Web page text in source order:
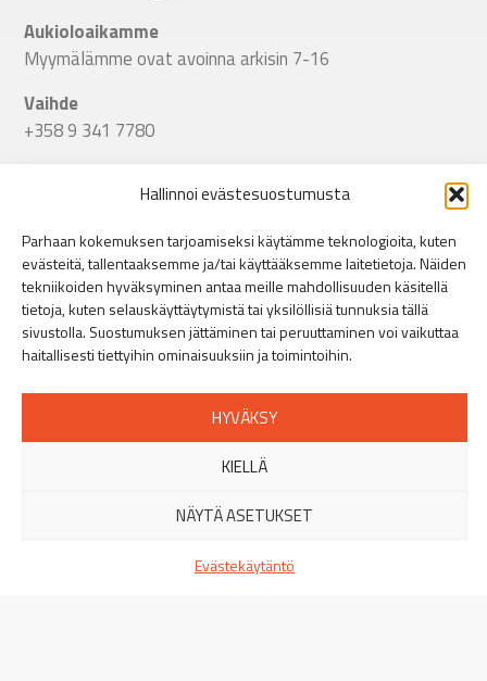
Hallinnoi evästesuostumusta
Parhaan kokemuksen tarjoamiseksi käytämme teknologioita, kuten
evästeitä, tallentaaksemme ja/tai käyttääksemme laitetietoja. Näiden
tekniikoiden hyväksyminen antaa meille mahdollisuuden käsitellä
tietoja, kuten selauskäyttäytymistä tai yksilöllisiä tunnuksia tällä
sivustolla. Suostumuksen jättäminen tai peruuttaminen voi vaikuttaa
haitallisesti tiettyihin ominaisuuksiin ja toimintoihin.
HYVÄKSY
KIELLÄ
NÄYTÄ ASETUKSET
Evästekäytäntö
Aukioloaikamme
Myymälämme ovat avoinna arkisin 7-16
Vaihde
+358 9 341 7780
Linkki Spitecin Instagramiin Linkki Spitecin Facebookkiin LinkedIn
Helsinki
Puusepänkatu 9, 00880 Helsinki»
+358 44 401 5516
Orikedonkatu 16, 20380 Turku
Viinikankatu 51, 33800 Tampere»